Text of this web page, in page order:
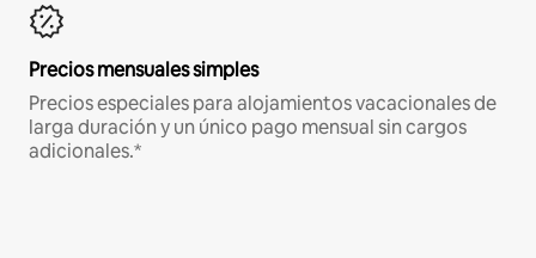
Precios mensuales simples
Precios especiales para alojamientos vacacionales de
larga duración y un único pago mensual sin cargos
adicionales.*